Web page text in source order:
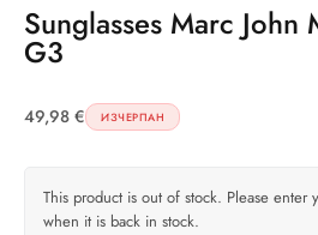
Sunglasses Marc John MJ0743-C04-
G3
49,98 € ИЗЧЕРПАН
This product is out of stock. Please
when it is back in stock.